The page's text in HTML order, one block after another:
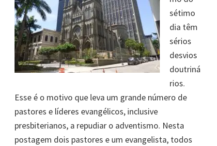
sétimo
dia têm
sérios
desvios
doutriná
rios.
Esse é o motivo que leva um grande número de
pastores e líderes evangélicos, inclusive
presbiterianos, a repudiar o adventismo. Nesta
postagem dois pastores e um evangelista, todos